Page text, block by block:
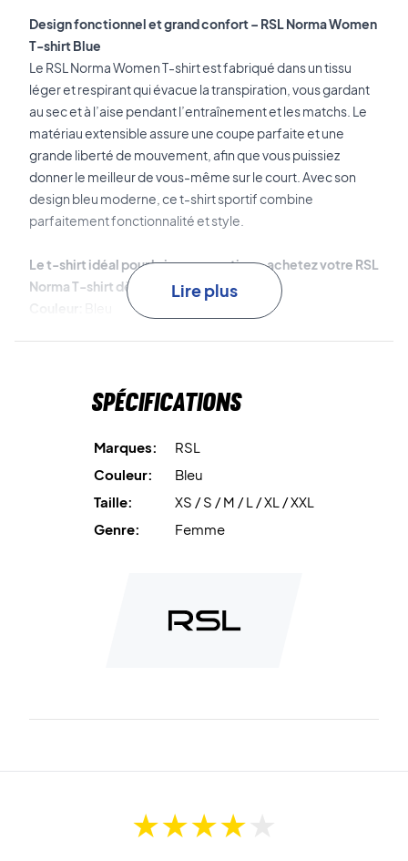
Design fonctionnel et grand confort – RSL Norma Women
T-shirt Blue
Le RSL Norma Women T-shirt est fabriqué dans un tissu
léger et respirant qui évacue la transpiration, vous gardant
au sec et à l’aise pendant l’entraînement et les matchs. Le
matériau extensible assure une coupe parfaite et une
grande liberté de mouvement, afin que vous puissiez
donner le meilleur de vous-même sur le court. Avec son
design bleu moderne, ce t-shirt sportif combine
parfaitement fonctionnalité et style.
Le t-shirt idéal pour la joueuse active – achetez votre RSL
Norma T-shirt dès aujourd'hui!
Lire plus
Spécifications
Marques:
RSL
Couleur:
Bleu
Taille:
XS / S / M / L / XL / XXL
Genre:
Femme